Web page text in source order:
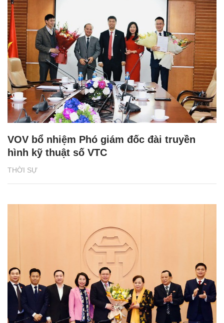
THỜI SỰ
VOV bổ nhiệm Phó giám đốc đài truyền
hình kỹ thuật số VTC